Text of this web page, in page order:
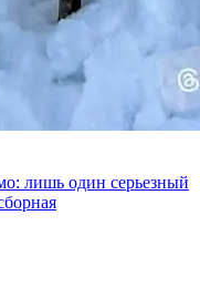
лишь один серьезный